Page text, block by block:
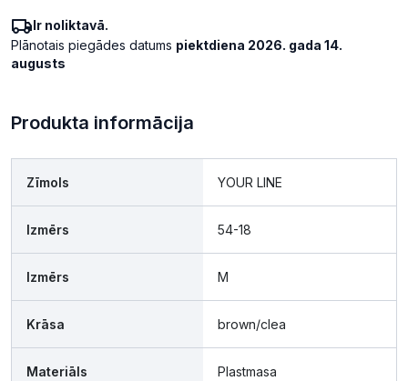
Ir noliktavā.
Plānotais piegādes datums piektdiena 2026. gada 14.
augusts
Produkta informācija
Zīmols YOUR LINE
Izmērs 54-18
Izmērs M
Krāsa brown/clea
Materiāls Plastmasa